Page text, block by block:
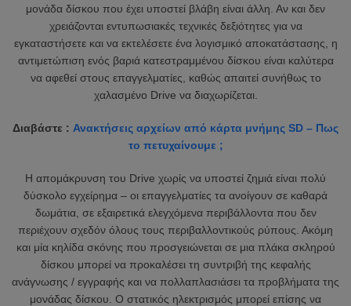
μονάδα δίσκου που έχει υποστεί βλάβη είναι άλλη. Αν και δεν
χρειάζονται εντυπωσιακές τεχνικές δεξιότητες για να
εγκαταστήσετε και να εκτελέσετε ένα λογισμικό αποκατάστασης, η
αντιμετώπιση ενός βαριά κατεστραμμένου δίσκου είναι καλύτερα
να αφεθεί στους επαγγελματίες, καθώς απαιτεί συνήθως το
χαλασμένο Drive να διαχωρίζεται.
Διαβάστε : Ανακτήσεις αρχείων από κάρτα μνήμης SD – Πως
το πετυχαίνουμε ;
Η απομάκρυνση του Drive χωρίς να υποστεί ζημιά είναι πολύ
δύσκολο εγχείρημα – οι επαγγελματίες τα ανοίγουν σε καθαρά
δωμάτια, σε εξαιρετικά ελεγχόμενα περιβάλλοντα που δεν
περιέχουν σχεδόν όλους τους περιβαλλοντικούς ρύπους. Ακόμη
και μία κηλίδα σκόνης που προσγειώνεται σε μια πλάκα σκληρού
δίσκου μπορεί να προκαλέσει τη συντριβή της κεφαλής
ανάγνωσης / εγγραφής και να πολλαπλασιάσει τα προβλήματα της
μονάδας δίσκου. Ο στατικός ηλεκτρισμός μπορεί επίσης να